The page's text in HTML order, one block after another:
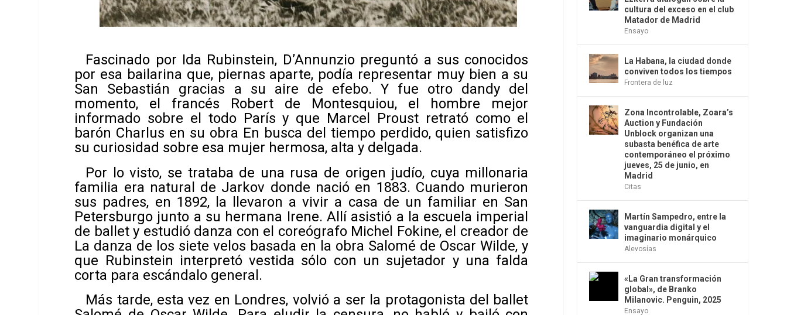
Fascinado por Ida Rubinstein, D’Annunzio preguntó a sus conocidos
por esa bailarina que, piernas aparte, podía representar muy bien a su
San Sebastián gracias a su aire de efebo. Y fue otro dandy del
momento, el francés Robert de Montesquiou, el hombre mejor
informado sobre el todo París y que Marcel Proust retrató como el
barón Charlus en su obra En busca del tiempo perdido, quien satisfizo
su curiosidad sobre esa mujer hermosa, alta y delgada.
Por lo visto, se trataba de una rusa de origen judío, cuya millonaria
familia era natural de Jarkov donde nació en 1883. Cuando murieron
sus padres, en 1892, la llevaron a vivir a casa de un familiar en San
Petersburgo junto a su hermana Irene. Allí asistió a la escuela imperial
de ballet y estudió danza con el coreógrafo Michel Fokine, el creador de
La danza de los siete velos basada en la obra Salomé de Oscar Wilde, y
que Rubinstein interpretó vestida sólo con un sujetador y una falda
corta para escándalo general.
Más tarde, esta vez en Londres, volvió a ser la protagonista del ballet
cultura del exceso en el club
Matador de Madrid
Ensayo
La Habana, la ciudad donde
conviven todos los tiempos
Frontera de luz
Zona Incontrolable, Zoara’s
Auction y Fundación
Unblock organizan una
subasta benéfica de arte
contemporáneo el próximo
jueves, 25 de junio, en
Madrid
Citas
Martín Sampedro, entre la
vanguardia digital y el
imaginario monárquico
Alevosías
«La Gran transformación
global», de Branko
Milanovic. Penguin, 2025
Ensayo